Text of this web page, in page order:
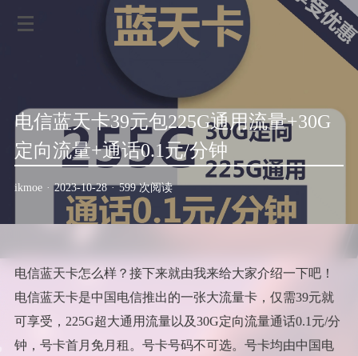
电信蓝天卡39元包225G通用流量+30G
定向流量+通话0.1元/分钟
ikmoe · 2023-10-28 · 599 次阅读
电信蓝天卡怎么样？接下来就由我来给大家介绍一下吧！
电信蓝天卡是中国电信推出的一张大流量卡，仅需39元就
可享受，225G超大通用流量以及30G定向流量通话0.1元/分
钟，号卡首月免月租。号卡号码不可选。号卡均由中国电